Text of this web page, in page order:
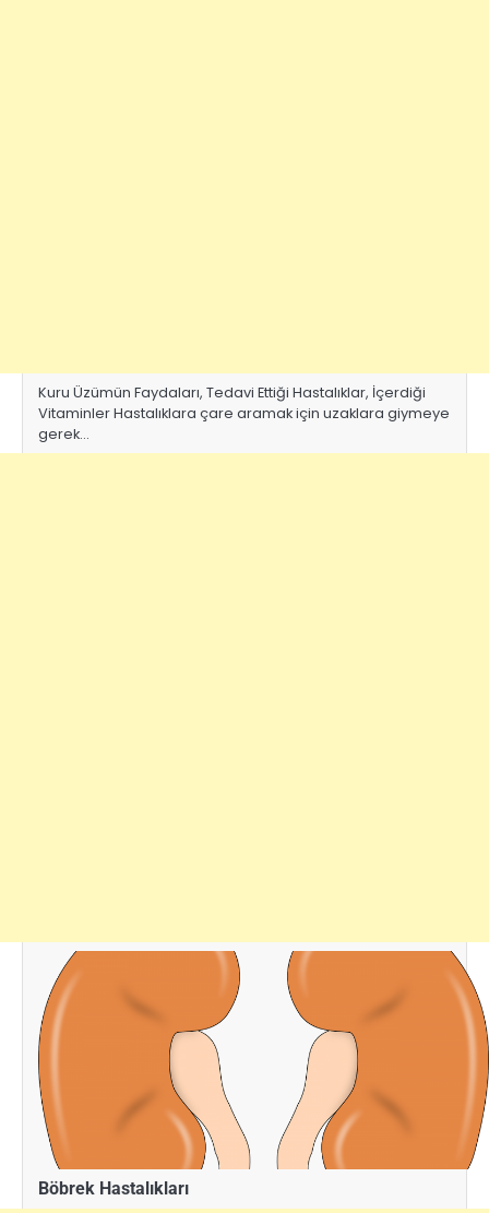
Kuru Üzümün Faydaları, Tedavi Ettiği Hastalıklar, İçerdiği
Vitaminler Hastalıklara çare aramak için uzaklara giymeye
gerek…
Böbrek Hastalıkları